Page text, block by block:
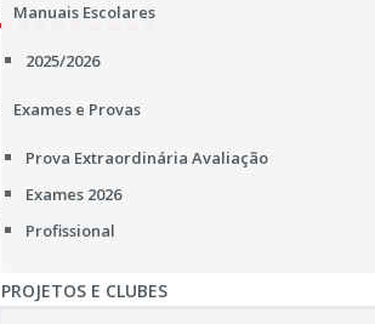
Manuais Escolares
2025/2026
Exames e Provas
Prova Extraordinária Avaliação
Exames 2026
Profissional
PROJETOS E CLUBES